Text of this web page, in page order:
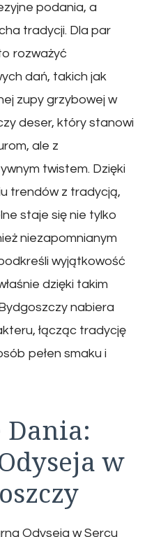
podania, a
tradycji. Dla par
rozważyć
dań, takich jak
zupy grzybowej w
deser, który stanowi
ale z
twistem. Dzięki
trendów z tradycją,
staje się nie tylko
niezapomnianym
wyjątkowość
dzięki takim
nabiera
łącząc tradycję
pełen smaku i
w
Odyseja w Sercu